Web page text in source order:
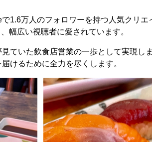
1.6万人のフォロワーを持つ人気クリ
幅広い視聴者に愛されています。
ていた飲食店営業の一歩として実現し
けるために全力を尽くします。